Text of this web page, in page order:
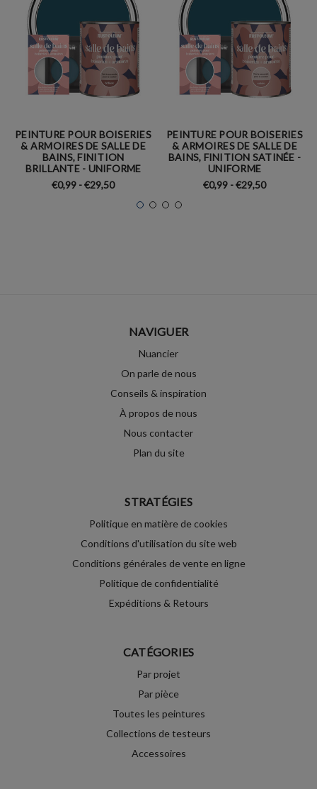
PEINTURE POUR BOISERIES
& ARMOIRES DE SALLE DE
BAINS, FINITION
BRILLANTE - UNIFORME
€0,99 - €29,50
PEINTURE POUR BOISERIES
& ARMOIRES DE SALLE DE
BAINS, FINITION SATINÉE -
UNIFORME
€0,99 - €29,50
NAVIGUER
Nuancier
On parle de nous
Conseils & inspiration
À propos de nous
Nous contacter
Plan du site
STRATÉGIES
Politique en matière de cookies
Conditions d'utilisation du site web
Conditions générales de vente en ligne
Politique de confidentialité
Expéditions & Retours
CATÉGORIES
Par projet
Par pièce
Toutes les peintures
Collections de testeurs
Accessoires